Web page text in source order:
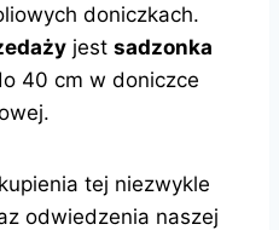
doniczkach.
jest sadzonka
40 cm w doniczce
tej niezwykle
odwiedzenia naszej